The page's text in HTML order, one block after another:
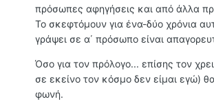
πρόσωπες αφηγήσεις και από άλλα
Το σκεφτόμουν για ένα-δύο χρόνια
γράψει σε α΄ πρόσωπο είναι
Όσο για τον πρόλογο... επίσης τον
σε εκείνο τον κόσμο δεν είμαι εγώ)
φωνή.